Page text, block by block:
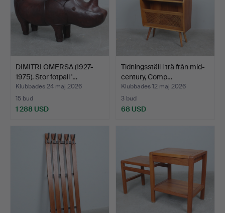
DIMITRI OMERSA (1927-
1975). Stor fotpall '…
Klubbades 24 maj 2026
15 bud
1 288 USD
Tidningsställ i trä från mid-
century, Comp…
Klubbades 12 maj 2026
3 bud
68 USD